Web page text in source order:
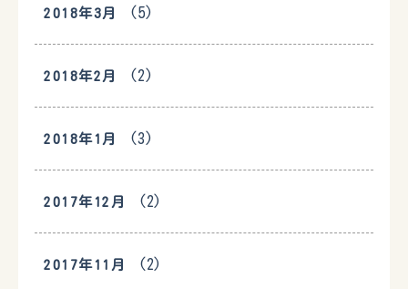
2018年3月 (5)
2018年2月 (2)
2018年1月 (3)
2017年12月 (2)
2017年11月 (2)